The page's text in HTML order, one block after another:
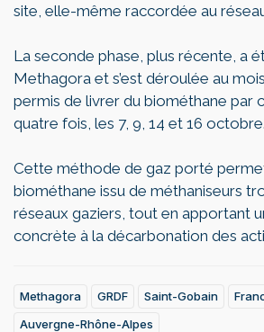
site, elle-même raccordée au
La seconde phase, plus récente, a
Methagora et s’est déroulée au
permis de livrer du biométhane par
quatre fois, les 7, 9, 14 et 16 octobre.
Cette méthode de gaz porté
biométhane issu de méthaniseurs
réseaux gaziers, tout en apportant
concrète à la décarbonation des
Methagora GRDF Saint-Gobain
Auvergne-Rhône-Alpes